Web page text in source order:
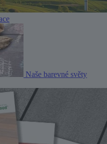
Naše barevné světy